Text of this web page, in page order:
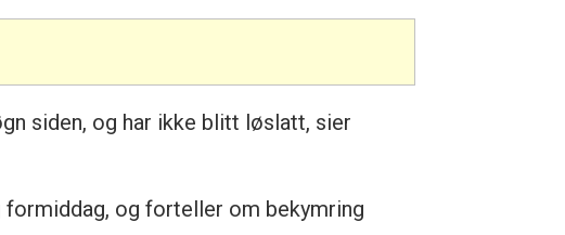
siden, og har ikke blitt løslatt, sier
og forteller om bekymring